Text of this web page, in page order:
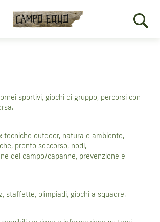
EQUO
CAMP
E FORMATRICI
sportivi, giochi di gruppo, percorsi con
: tecniche outdoor, natura e ambiente,
pronto soccorso, nodi,
del campo/capanne, prevenzione e
staffette, olimpiadi, giochi a squadre.